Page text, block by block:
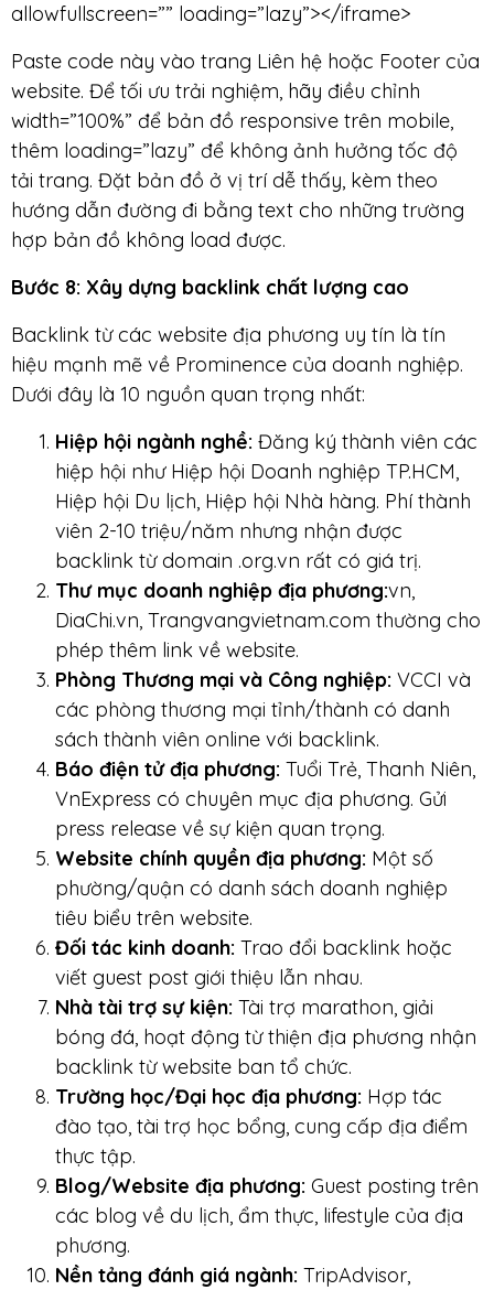
allowfullscreen=”” loading=”lazy”></iframe>
Paste code này vào trang Liên hệ hoặc Footer của
website. Để tối ưu trải nghiệm, hãy điều chỉnh
width=”100%” để bản đồ responsive trên mobile,
thêm loading=”lazy” để không ảnh hưởng tốc độ
tải trang. Đặt bản đồ ở vị trí dễ thấy, kèm theo
hướng dẫn đường đi bằng text cho những trường
hợp bản đồ không load được.
Bước 8: Xây dựng backlink chất lượng cao
Backlink từ các website địa phương uy tín là tín
hiệu mạnh mẽ về Prominence của doanh nghiệp.
Dưới đây là 10 nguồn quan trọng nhất:
Hiệp hội ngành nghề: Đăng ký thành viên các
hiệp hội như Hiệp hội Doanh nghiệp TP.HCM,
Hiệp hội Du lịch, Hiệp hội Nhà hàng. Phí thành
viên 2-10 triệu/năm nhưng nhận được
backlink từ domain .org.vn rất có giá trị.
Thư mục doanh nghiệp địa phương:vn,
DiaChi.vn, Trangvangvietnam.com thường cho
phép thêm link về website.
Phòng Thương mại và Công nghiệp: VCCI và
các phòng thương mại tỉnh/thành có danh
sách thành viên online với backlink.
Báo điện tử địa phương: Tuổi Trẻ, Thanh Niên,
VnExpress có chuyên mục địa phương. Gửi
press release về sự kiện quan trọng.
Website chính quyền địa phương: Một số
phường/quận có danh sách doanh nghiệp
tiêu biểu trên website.
Đối tác kinh doanh: Trao đổi backlink hoặc
viết guest post giới thiệu lẫn nhau.
Nhà tài trợ sự kiện: Tài trợ marathon, giải
bóng đá, hoạt động từ thiện địa phương nhận
backlink từ website ban tổ chức.
Trường học/Đại học địa phương: Hợp tác
đào tạo, tài trợ học bổng, cung cấp địa điểm
thực tập.
Blog/Website địa phương: Guest posting trên
các blog về du lịch, ẩm thực, lifestyle của địa
phương.
Nền tảng đánh giá ngành: TripAdvisor,